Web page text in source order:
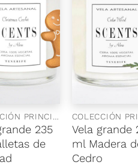
235
de
Vela grande
ml Madera
Cedro